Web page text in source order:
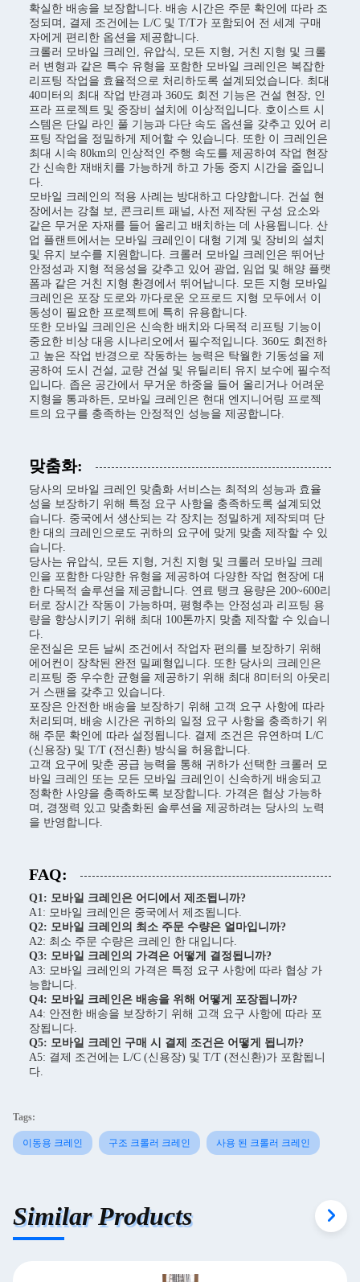
확실한 배송을 보장합니다. 배송 시간은 주문 확인에 따라 조
정되며, 결제 조건에는 L/C 및 T/T가 포함되어 전 세계 구매
자에게 편리한 옵션을 제공합니다.
크롤러 모바일 크레인, 유압식, 모든 지형, 거친 지형 및 크롤
러 변형과 같은 특수 유형을 포함한 모바일 크레인은 복잡한
리프팅 작업을 효율적으로 처리하도록 설계되었습니다. 최대
40미터의 최대 작업 반경과 360도 회전 기능은 건설 현장, 인
프라 프로젝트 및 중장비 설치에 이상적입니다. 호이스트 시
스템은 단일 라인 풀 기능과 다단 속도 옵션을 갖추고 있어 리
프팅 작업을 정밀하게 제어할 수 있습니다. 또한 이 크레인은
최대 시속 80km의 인상적인 주행 속도를 제공하여 작업 현장
간 신속한 재배치를 가능하게 하고 가동 중지 시간을 줄입니
다.
모바일 크레인의 적용 사례는 방대하고 다양합니다. 건설 현
장에서는 강철 보, 콘크리트 패널, 사전 제작된 구성 요소와
같은 무거운 자재를 들어 올리고 배치하는 데 사용됩니다. 산
업 플랜트에서는 모바일 크레인이 대형 기계 및 장비의 설치
및 유지 보수를 지원합니다. 크롤러 모바일 크레인은 뛰어난
안정성과 지형 적응성을 갖추고 있어 광업, 임업 및 해양 플랫
폼과 같은 거친 지형 환경에서 뛰어납니다. 모든 지형 모바일
크레인은 포장 도로와 까다로운 오프로드 지형 모두에서 이
동성이 필요한 프로젝트에 특히 유용합니다.
또한 모바일 크레인은 신속한 배치와 다목적 리프팅 기능이
중요한 비상 대응 시나리오에서 필수적입니다. 360도 회전하
고 높은 작업 반경으로 작동하는 능력은 탁월한 기동성을 제
공하여 도시 건설, 교량 건설 및 유틸리티 유지 보수에 필수적
입니다. 좁은 공간에서 무거운 하중을 들어 올리거나 어려운
지형을 통과하든, 모바일 크레인은 현대 엔지니어링 프로젝
트의 요구를 충족하는 안정적인 성능을 제공합니다.
맞춤화:
당사의 모바일 크레인 맞춤화 서비스는 최적의 성능과 효율
성을 보장하기 위해 특정 요구 사항을 충족하도록 설계되었
습니다. 중국에서 생산되는 각 장치는 정밀하게 제작되며 단
한 대의 크레인으로도 귀하의 요구에 맞게 맞춤 제작할 수 있
습니다.
당사는 유압식, 모든 지형, 거친 지형 및 크롤러 모바일 크레
인을 포함한 다양한 유형을 제공하여 다양한 작업 현장에 대
한 다목적 솔루션을 제공합니다. 연료 탱크 용량은 200~600리
터로 장시간 작동이 가능하며, 평형추는 안정성과 리프팅 용
량을 향상시키기 위해 최대 100톤까지 맞춤 제작할 수 있습니
다.
운전실은 모든 날씨 조건에서 작업자 편의를 보장하기 위해
에어컨이 장착된 완전 밀폐형입니다. 또한 당사의 크레인은
리프팅 중 우수한 균형을 제공하기 위해 최대 8미터의 아웃리
거 스팬을 갖추고 있습니다.
포장은 안전한 배송을 보장하기 위해 고객 요구 사항에 따라
처리되며, 배송 시간은 귀하의 일정 요구 사항을 충족하기 위
해 주문 확인에 따라 설정됩니다. 결제 조건은 유연하며 L/C
(신용장) 및 T/T (전신환) 방식을 허용합니다.
고객 요구에 맞춘 공급 능력을 통해 귀하가 선택한 크롤러 모
바일 크레인 또는 모든 모바일 크레인이 신속하게 배송되고
정확한 사양을 충족하도록 보장합니다. 가격은 협상 가능하
며, 경쟁력 있고 맞춤화된 솔루션을 제공하려는 당사의 노력
을 반영합니다.
FAQ:
Q1: 모바일 크레인은 어디에서 제조됩니까?
A1: 모바일 크레인은 중국에서 제조됩니다.
Q2: 모바일 크레인의 최소 주문 수량은 얼마입니까?
A2: 최소 주문 수량은 크레인 한 대입니다.
Q3: 모바일 크레인의 가격은 어떻게 결정됩니까?
A3: 모바일 크레인의 가격은 특정 요구 사항에 따라 협상 가
능합니다.
Q4: 모바일 크레인은 배송을 위해 어떻게 포장됩니까?
A4: 안전한 배송을 보장하기 위해 고객 요구 사항에 따라 포
장됩니다.
Q5: 모바일 크레인 구매 시 결제 조건은 어떻게 됩니까?
A5: 결제 조건에는 L/C (신용장) 및 T/T (전신환)가 포함됩니
다.
Tags:
이동용 크레인 구조 크롤러 크레인 사용 된 크롤러 크레인
Similar Products